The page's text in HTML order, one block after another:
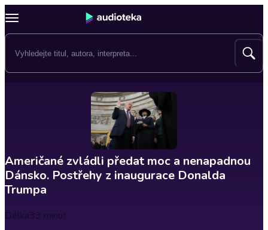
Američané zvládli předat moc a nenapadnou
Dánsko. Postřehy z inaugurace Donalda
Trumpa
Délka33 minut